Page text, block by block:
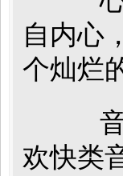
自内心
个灿烂
音
欢快类